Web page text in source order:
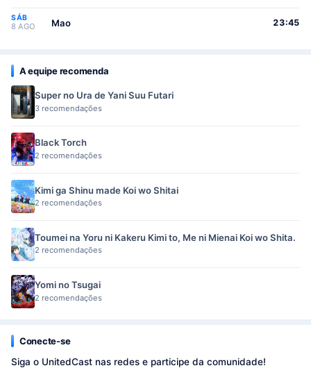
SÁB
8 AGO Mao 23:45
A equipe recomenda
Super no Ura de Yani Suu Futari
3 recomendações
Black Torch
2 recomendações
Kimi ga Shinu made Koi wo Shitai
2 recomendações
Toumei na Yoru ni Kakeru Kimi to, Me ni Mienai Koi wo Shita.
2 recomendações
Yomi no Tsugai
2 recomendações
Conecte-se
Siga o UnitedCast nas redes e participe da comunidade!